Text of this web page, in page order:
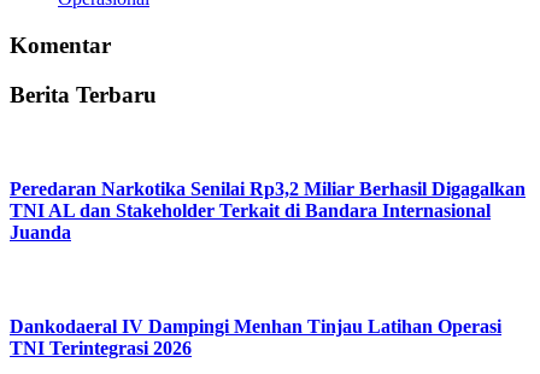
Sterilisasi Lima Pelabuhan Utama untuk Ketertiban
Berita Terbaru
Peredaran Narkotika Senilai Rp3,2 Miliar Berhasil Digagalkan
TNI AL dan Stakeholder Terkait di Bandara Internasional
Juanda